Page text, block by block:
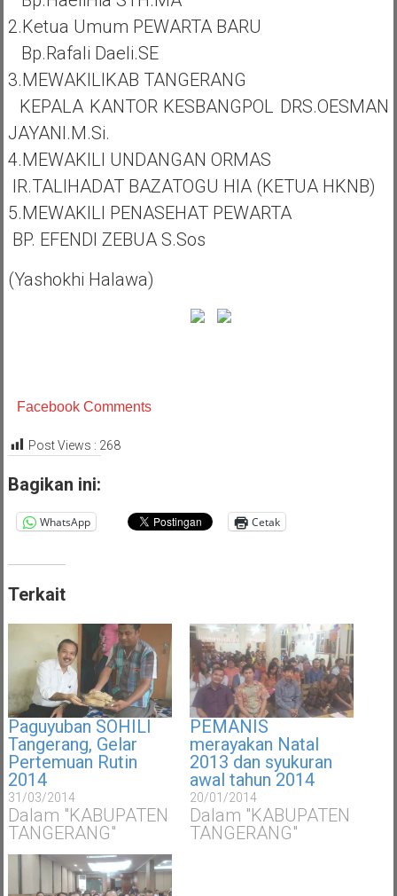
2.Ketua Umum PEWARTA BARU
Bp.Rafali Daeli.SE
3.MEWAKILIKAB TANGERANG
KEPALA KANTOR KESBANGPOL DRS.OESMAN
JAYANI.M.si.
4.MEWAKILI UNDANGAN ORMAS
IR.TALIHADAT BAZATOGU HIA (KETUA HKNB)
5.MEWAKILI PENASEHAT PEWARTA
BP. EFENDI ZEBUA S.sos
(Yashokhi Halawa)
Facebook Comments
Post Views : 268
Bagikan ini:
WhatsApp Cetak
Terkait
Paguyuban SOHILI
Tangerang, Gelar
Pertemuan Rutin
2014
31/03/2014
Dalam "KABUPATEN
TANGERANG"
PEMANIS
merayakan Natal
2013 dan syukuran
awal tahun 2014
20/01/2014
Dalam "KABUPATEN
TANGERANG"